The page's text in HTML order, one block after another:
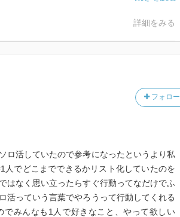
ことを介して「コミュニケーションを取る」
詳細をみる
フォロー
ロ活していたので参考になったというより私
人でどこまでできるかリスト化していたのを
はなく思い立ったらすぐ行動ってなだけでふ
活っていう言葉でやろうって行動してくれる
みんなも1人で好きなこと、やって欲しい